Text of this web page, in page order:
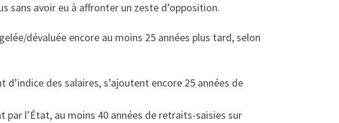
avoir eu à affronter un zeste d’opposition.
dévaluée encore au moins 25 années plus tard, selon
des salaires, s’ajoutent encore 25 années de
l’État, au moins 40 années de retraits-saisies sur